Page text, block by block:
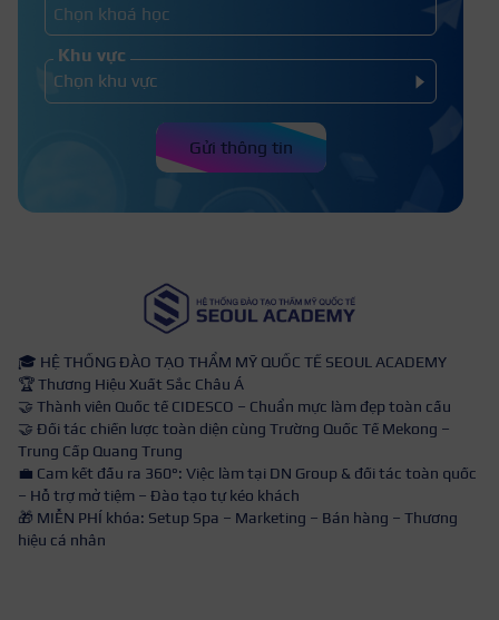
Khu vực
Gửi thông tin
🎓 HỆ THỐNG ĐÀO TẠO THẨM MỸ QUỐC TẾ SEOUL ACADEMY
🏆 Thương Hiệu Xuất Sắc Châu Á
🤝 Thành viên Quốc tế CIDESCO – Chuẩn mực làm đẹp toàn cầu
🤝 Đối tác chiến lược toàn diện cùng Trường Quốc Tế Mekong –
Trung Cấp Quang Trung
💼 Cam kết đầu ra 360°: Việc làm tại DN Group & đối tác toàn quốc
– Hỗ trợ mở tiệm – Đào tạo tự kéo khách
🎁 MIỄN PHÍ khóa: Setup Spa – Marketing – Bán hàng – Thương
hiệu cá nhân